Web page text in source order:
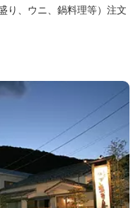
り、ウニ、鍋料理等）注文